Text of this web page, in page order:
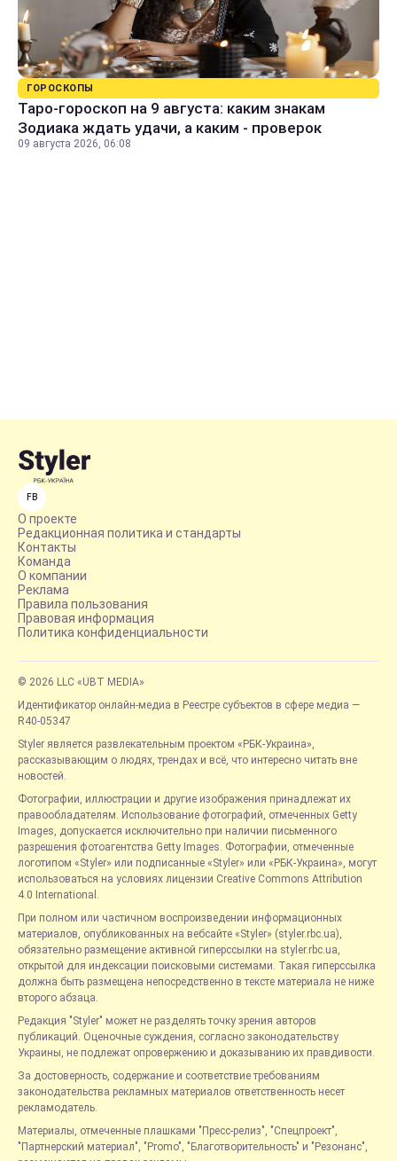
ГОРОСКОПЫ
Таро-гороскоп на 9 августа: каким знакам
Зодиака ждать удачи, а каким - проверок
09 августа 2026, 06:08
FB
О проекте
Редакционная политика и стандарты
Контакты
Команда
О компании
Реклама
Правила пользования
Правовая информация
Политика конфиденциальности
© 2026 LLC «UBT MEDIA»
Идентификатор онлайн-медиа в Реестре субъектов в сфере медиа —
R40-05347
Styler является развлекательным проектом «РБК-Украина»,
рассказывающим о людях, трендах и всё, что интересно читать вне
новостей.
Фотографии, иллюстрации и другие изображения принадлежат их
правообладателям. Использование фотографий, отмеченных Getty
Images, допускается исключительно при наличии письменного
разрешения фотоагентства Getty Images. Фотографии, отмеченные
логотипом «Styler» или подписанные «Styler» или «РБК-Украина», могут
использоваться на условиях лицензии Creative Commons Attribution
4.0 International.
При полном или частичном воспроизведении информационных
материалов, опубликованных на вебсайте «Styler» (styler.rbc.ua),
обязательно размещение активной гиперссылки на styler.rbc.ua,
открытой для индексации поисковыми системами. Такая гиперссылка
должна быть размещена непосредственно в тексте материала не ниже
второго абзаца.
Редакция "Styler" может не разделять точку зрения авторов
публикаций. Оценочные суждения, согласно законодательству
Украины, не подлежат опровержению и доказыванию их правдивости.
За достоверность, содержание и соответствие требованиям
законодательства рекламных материалов ответственность несет
рекламодатель.
Материалы, отмеченные плашками "Пресс-релиз", "Спецпроект",
"Партнерский материал", "Promo", "Благотворительность" и "Резонанс",